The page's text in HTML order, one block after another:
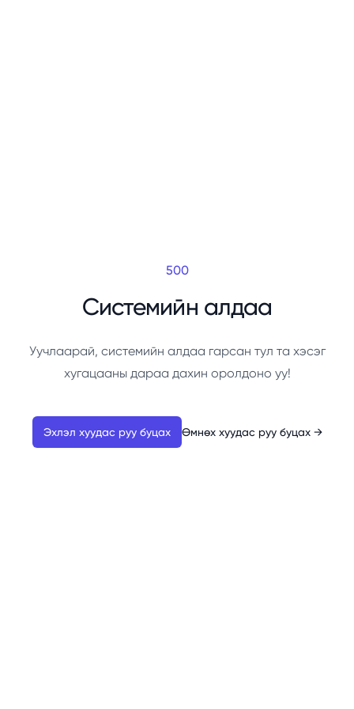
500
Системийн алдаа
Уучлаарай, системийн алдаа гарсан тул та хэсэг
хугацааны дараа дахин оролдоно уу!
Эхлэл хуудас руу буцах Өмнөх хуудас руу буцах →